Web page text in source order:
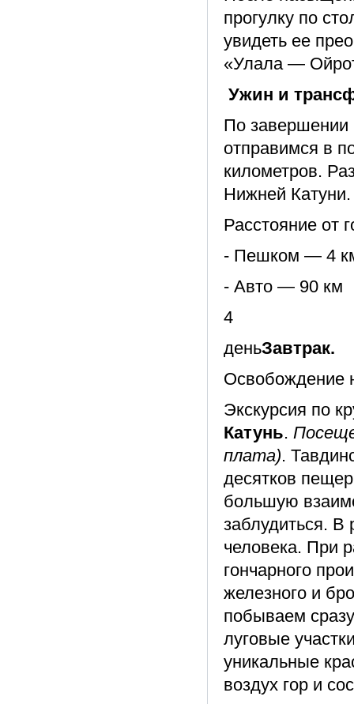
прогулку по
увидеть ее
«Улала —
Ужин и
По завершении
отправимся в
километров.
Нижней Катуни.
Расстояние от
- Пешком — 4
- Авто — 90 км
4
деньЗавтрак.
Освобождение
Экскурсия по
Катунь.
плата).
десятков
большую
заблудиться.
человека. При
гончарного
железного и
побываем
луговые
уникальные
воздух гор и